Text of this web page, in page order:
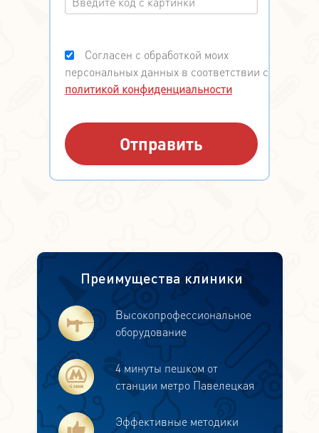
Согласен с обработкой моих
персональных данных в соответствии с
политикой конфиденциальности
Преимущества клиники
Высокопрофессиональное
оборудование
4 минуты пешком от
станции метро Павелецкая
Эффективные методики